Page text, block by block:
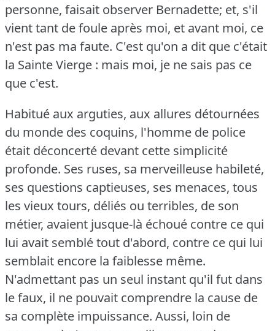
personne, faisait observer Bernadette; et, s'il
vient tant de foule après moi, et avant moi, ce
n'est pas ma faute. C'est qu'on a dit que c'était
la Sainte Vierge : mais moi, je ne sais pas ce
que c'est.
Habitué aux arguties, aux allures détournées
du monde des coquins, l'homme de police
était déconcerté devant cette simplicité
profonde. Ses ruses, sa merveilleuse habileté,
ses questions captieuses, ses menaces, tous
les vieux tours, déliés ou terribles, de son
métier, avaient jusque-là échoué contre ce qui
lui avait semblé tout d'abord, contre ce qui lui
semblait encore la faiblesse même.
N'admettant pas un seul instant qu'il fut dans
le faux, il ne pouvait comprendre la cause de
sa complète impuissance. Aussi, loin de